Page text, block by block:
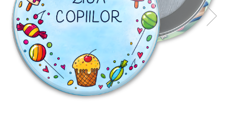
Cadouri barbati
Seturi cadou barbati
Seturi cadou barbati portofel si curea
Ceasuri pentru EL
Cadouri craciun barbati
Cadouri personalizate barbati
Etichete scolare
Sepci personalizate
Bannere personalizate scoli si gradinite
Caserole personalizate sandwich
Saculeti personalizati
Sticla de apa personalizata